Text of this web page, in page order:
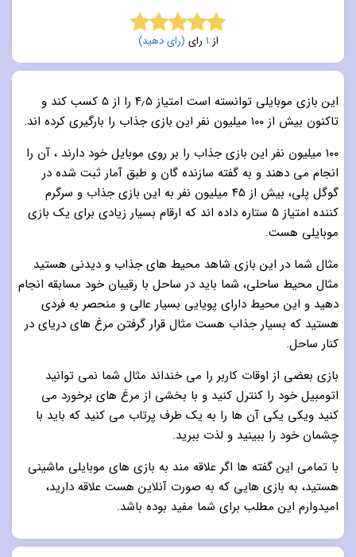
5.0 از 5 از 1 رای (رای دهید)
این بازی موبایلی توانسته است امتیاز ۴٫۵ را از ۵ کسب کند و
تاکنون بیش از ۱۰۰ میلیون نفر این بازی جذاب را بارگیری کرده اند.
۱۰۰ میلیون نفر این بازی جذاب را بر روی موبایل خود دارند ، آن را
انجام می دهند و به گفته سازنده گان و طبق آمار ثبت شده در
گوگل پلی، بیش از ۴۵ میلیون نفر به این بازی جذاب و سرگرم
کننده امتیاز ۵ ستاره داده اند که ارقام بسیار زیادی برای یک بازی
موبایلی هست.
مثال شما در این بازی شاهد محیط های جذاب و دیدنی هستید
مثال محیط ساحلی، شما باید در ساحل با رقیبان خود مسابقه انجام
دهید و این محیط دارای پویایی بسیار عالی و منحصر به فردی
هستید که بسیار جذاب هست مثال قرار گرفتن مرغ های دریای در
کنار ساحل.
بازی بعضی از اوقات کاربر را می خنداند مثال شما نمی توانید
اتومبیل خود را کنترل کنید و با بخشی از مرغ های برخورد می
کنید ویکی یکی آن ها را به یک طرف پرتاب می کنید که باید با
چشمان خود را ببینید و لذت ببرید.
با تمامی این گفته ها اگر علاقه مند به بازی های موبایلی ماشینی
هستید، به بازی هایی که به صورت آنلاین هست علاقه دارید،
امیدوارم این مطلب برای شما مفید بوده باشد.